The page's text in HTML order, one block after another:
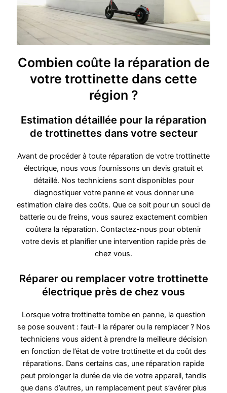
Combien coûte la réparation de
votre trottinette dans cette
région ?
Estimation détaillée pour la réparation
de trottinettes dans votre secteur
Avant de procéder à toute réparation de votre trottinette
électrique, nous vous fournissons un devis gratuit et
détaillé. Nos techniciens sont disponibles pour
diagnostiquer votre panne et vous donner une
estimation claire des coûts. Que ce soit pour un souci de
batterie ou de freins, vous saurez exactement combien
coûtera la réparation. Contactez-nous pour obtenir
votre devis et planifier une intervention rapide près de
chez vous.
Réparer ou remplacer votre trottinette
électrique près de chez vous
Lorsque votre trottinette tombe en panne, la question
se pose souvent : faut-il la réparer ou la remplacer ? Nos
techniciens vous aident à prendre la meilleure décision
en fonction de l’état de votre trottinette et du coût des
réparations. Dans certains cas, une réparation rapide
peut prolonger la durée de vie de votre appareil, tandis
que dans d’autres, un remplacement peut s’avérer plus